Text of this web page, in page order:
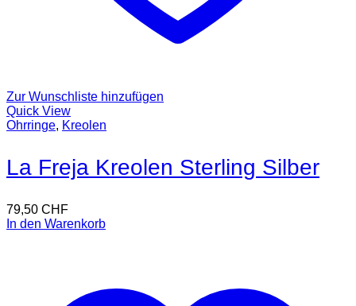
Zur Wunschliste hinzufügen
Quick View
Ohrringe, Kreolen
La Freja Kreolen Sterling Silber
79,50 CHF
In den Warenkorb